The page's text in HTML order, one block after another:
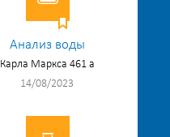
Анализ воды
Карла Маркса 461 а
14/08/2023